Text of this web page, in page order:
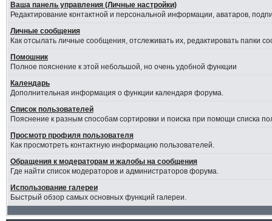
Ваша панель управления (Личные настройки)
Редактирование контактной и персональной информации, аватаров,
Личные сообщения
Как отсылать личные сообщения, отслеживать их, редактировать папки
Помошник
Полное пояснение к этой небольшой, но очень удобной функции
Календарь
Дополнительная информация о функции календаря форума.
Список пользователей
Пояснение к разным способам сортировки и поиска при помощи списка
Просмотр профиля пользователя
Как просмотреть контактную информацию пользователей.
Обращения к модераторам и жалобы на сообщения
Где найти список модераторов и администраторов форума.
Использование галереи
Быстрый обзор самых основных функций галереи.